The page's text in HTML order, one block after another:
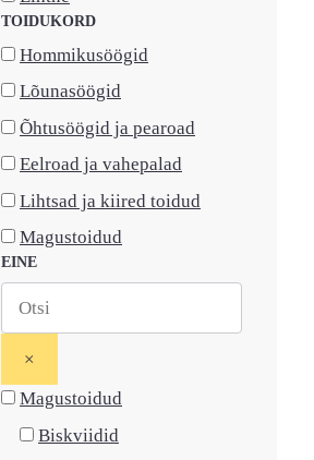
TOIDUKORD
Hommikusöögid
Lõunasöögid
Õhtusöögid ja pearoad
Eelroad ja vahepalad
Lihtsad ja kiired toidud
Magustoidud
EINE
×
Magustoidud
Biskviidid